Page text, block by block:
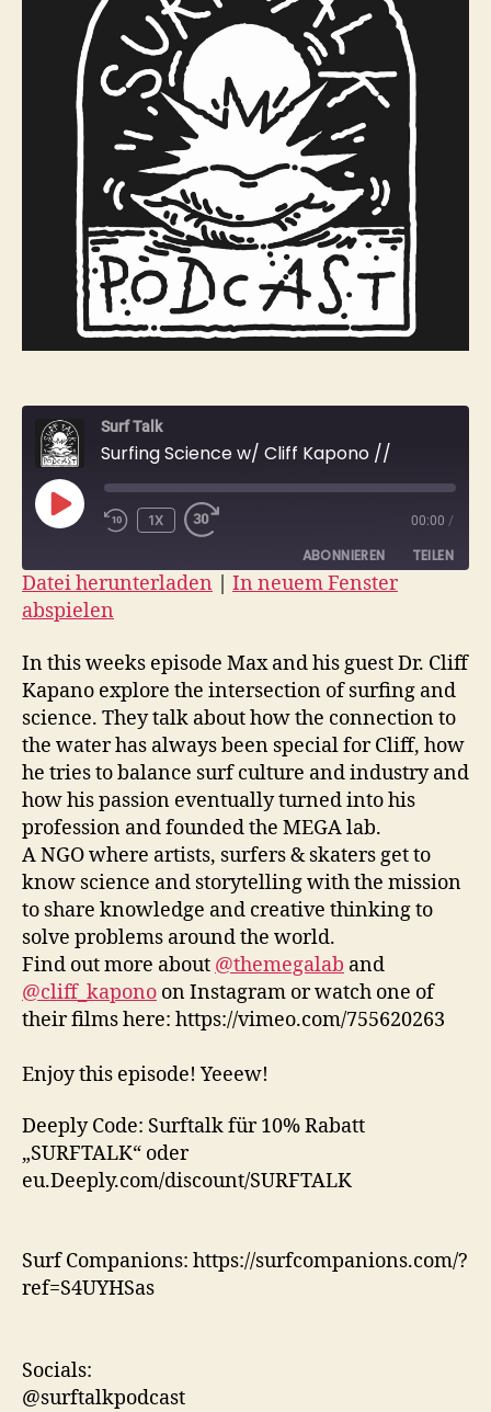
Surf Talk
Surfing Science w/ Cliff Kapono //
PLAY
EPISODE
1X 00:00 /
ABONNIEREN TEILEN
TEILEN
LINK
EMBED
Datei herunterladen
In neuem Fenster
abspielen
In this weeks episode Max and his guest Dr. Cliff
Kapano explore the intersection of surfing and
science. They talk about how the connection to
the water has always been special for Cliff, how
he tries to balance surf culture and industry and
how his passion eventually turned into his
profession and founded the MEGA lab.
A NGO where artists, surfers & skaters get to
know science and storytelling with the mission
to share knowledge and creative thinking to
solve problems around the world.
Find out more about @themegalab and
@cliff_kapono on Instagram or watch one of
their films here: https://vimeo.com/755620263
Enjoy this episode! Yeeew!
Deeply Code: Surftalk für 10% Rabatt
„SURFTALK“ oder
eu.Deeply.com/discount/SURFTALK
Surf Companions: https://surfcompanions.com/?
ref=S4UYHSas
Socials:
@surftalkpodcast